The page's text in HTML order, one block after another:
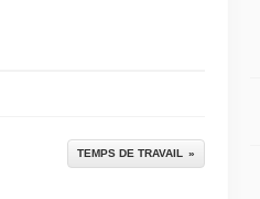
TEMPS DE TRAVAIL